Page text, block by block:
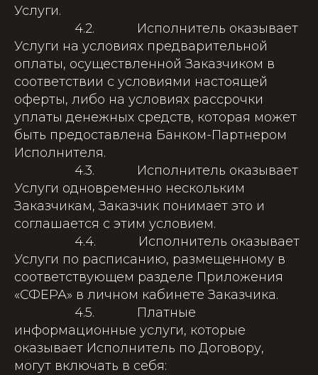
Услуги.
4.2. Исполнитель оказывает
Услуги на условиях предварительной
оплаты, осуществленной Заказчиком в
соответствии с условиями настоящей
оферты, либо на условиях рассрочки
уплаты денежных средств, которая может
быть предоставлена Банком-Партнером
Исполнителя.
4.3. Исполнитель оказывает
Услуги одновременно нескольким
Заказчикам, Заказчик понимает это и
соглашается с этим условием.
4.4. Исполнитель оказывает
Услуги по расписанию, размещенному в
соответствующем разделе Приложения
«СФЕРА» в личном кабинете Заказчика.
4.5. Платные
информационные услуги, которые
оказывает Исполнитель по Договору,
могут включать в себя: